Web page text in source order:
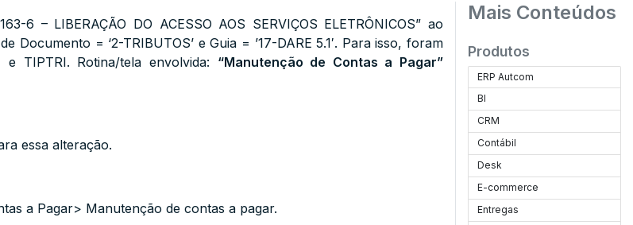
6 – LIBERAÇÃO DO ACESSO AOS SERVIÇOS ELETRÔNICOS” ao
Documento = ‘2-TRIBUTOS’ e Guia = ’17-DARE 5.1′. Para isso, foram
e TIPTRI. Rotina/tela envolvida: “Manutenção de Contas a Pagar”
essa alteração.
a Pagar> Manutenção de contas a pagar.
Mais Conteúdos
Produtos
ERP Autcom
BI
CRM
Contábil
Desk
E-commerce
Entregas